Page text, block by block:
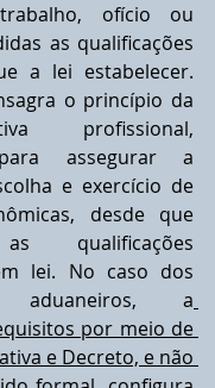
ofício ou
as qualificações
a lei estabelecer.
o princípio da
profissional,
assegurar a
e exercício de
desde que
qualificações
lei. No caso dos
aduaneiros, a
por meio de
e Decreto, e não